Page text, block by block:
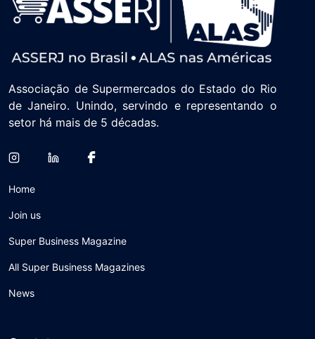
Associação de Supermercados do Estado do Rio
de Janeiro. Unindo, servindo e representando o
setor há mais de 5 décadas.
Home
Join us
Super Business Magazine
All Super Business Magazines
News